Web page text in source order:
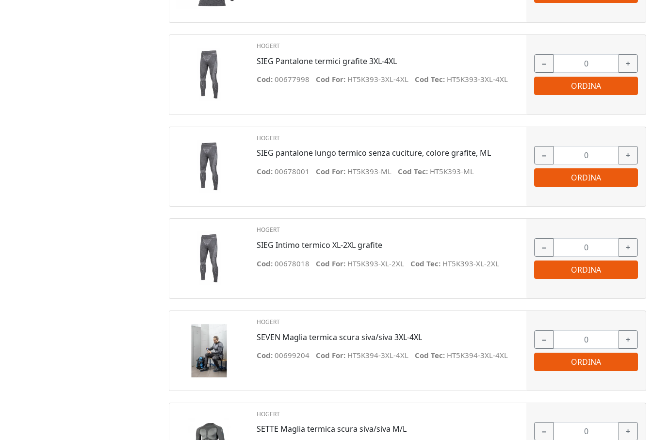
HOGERT
SIEG Pantalone termici grafite 3XL-4XL
Cod: 00677998 Cod For: HT5K393-3XL-4XL Cod Tec: HT5K393-3XL-4XL
− +
ORDINA
HOGERT
SIEG pantalone lungo termico senza cuciture, colore grafite, ML
Cod: 00678001 Cod For: HT5K393-ML Cod Tec: HT5K393-ML
− +
ORDINA
HOGERT
SIEG Intimo termico XL-2XL grafite
Cod: 00678018 Cod For: HT5K393-XL-2XL Cod Tec: HT5K393-XL-2XL
− +
ORDINA
HOGERT
SEVEN Maglia termica scura siva/siva 3XL-4XL
Cod: 00699204 Cod For: HT5K394-3XL-4XL Cod Tec: HT5K394-3XL-4XL
− +
ORDINA
HOGERT
SETTE Maglia termica scura siva/siva M/L − +